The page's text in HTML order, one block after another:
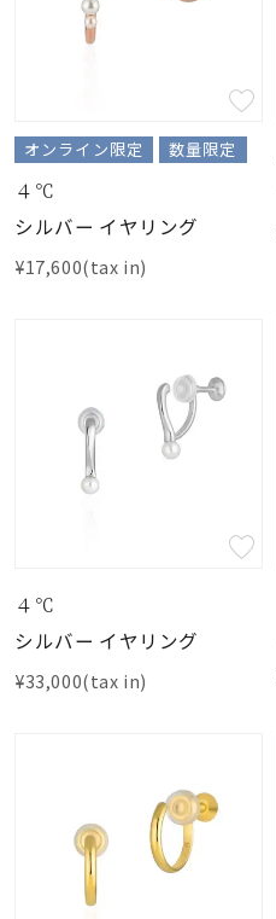
オンライン限定 数量限定
４℃
シルバー イヤリング
¥17,600(tax in)
４℃
シルバー イヤリング
¥33,000(tax in)